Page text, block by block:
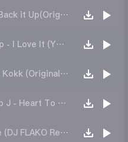
【韩风弹跳】Sensebro - Back it Up(Original Mix)
【韩国Bounce】Icona Pop - I Love It (YACHA 2K21 Bootleg)
【韩风弹跳】Avril GENO - Kokk (Original Mix)
【韩风弹跳】Fatrik Sweep J - Heart To Heard(Original Mix)
【韩风弹跳】Balkandance (DJ FLAKO Remix)